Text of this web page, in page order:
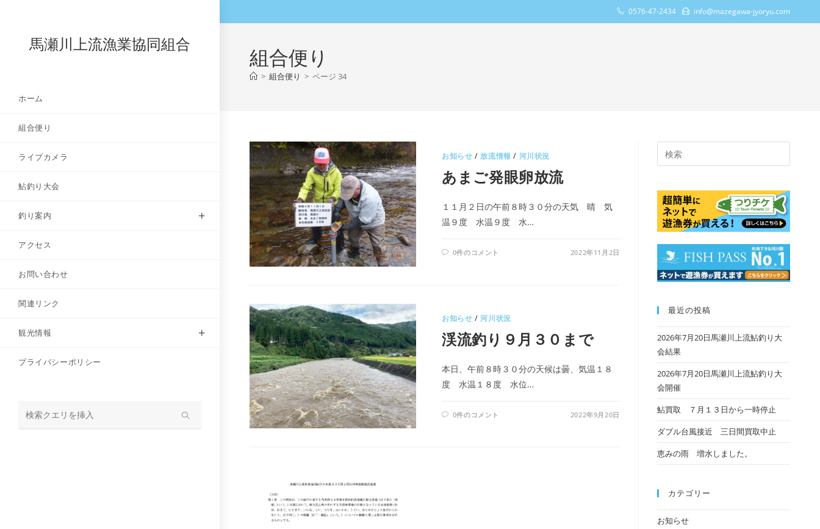
ン
0576-47-2434 info@mazegawa-jyoryu.com
馬瀬川上流漁業協同組合
ホーム
組合便り
ライブカメラ
鮎釣り大会
釣り案内
アクセス
お問い合わせ
関連リンク
観光情報
プライバシーポリシー
サ
組合便り
> 組合便り > ページ 34
お知らせ /放流情報 / 河川状況
あまご発眼卵放流
１１月２日の午前８時３０分の天気 晴 気
温９度 水温９度 水…
0件のコメント 2022年11月2日
お知らせ /河川状況
渓流釣り９月３０まで
本日、午前８時３０分の天候は曇、気温１８
度 水温１８度 水位…
0件のコメント 2022年9月20日
Escape
close
最近の投稿
2026年7月20日馬瀬川上流鮎釣り大
会結果
2026年7月20日馬瀬川上流鮎釣り大
会開催
鮎買取 ７月１３日から一時停止
ダブル台風接近 三日間買取中止
恵みの雨 増水しました。
カテゴリー
お知らせ